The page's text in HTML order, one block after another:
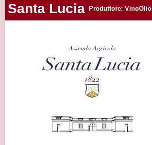
Santa Lucia Produttore: VinoOlio